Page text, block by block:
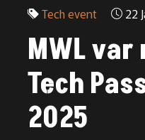
Tech event 22
MWL
Tech
2025